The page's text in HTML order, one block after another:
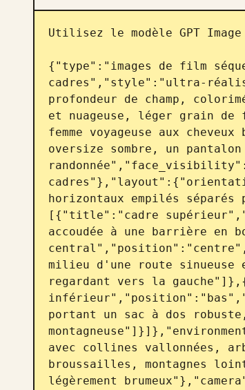
Utilisez le modèle GPT
{"type":"images de film
cadres","style":"ultra-
profondeur de champ,
et nuageuse, léger grain
femme voyageuse aux
oversize sombre, un
horizontaux empilés
[{"title":"cadre
accoudée à une barrière
milieu d'une route
regardant vers la
portant un sac à dos
avec collines vallonnées,
broussailles, montagnes
légèrement